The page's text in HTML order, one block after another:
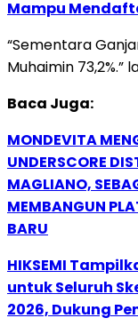
Mampu
“Sementara
Muhaimin 73,2%.”
Baca Juga:
MONDEVITA
UNDERSCORE
MAGLIANO,
MEMBANGUN
BARU
HIKSEMI
untuk Seluruh
2026, Dukung